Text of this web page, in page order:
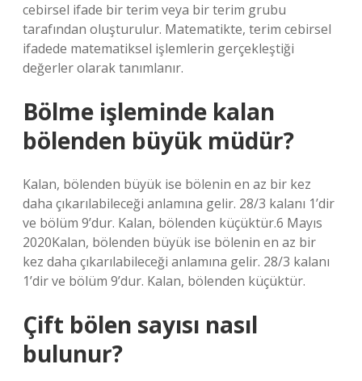
cebirsel ifade bir terim veya bir terim grubu
tarafından oluşturulur. Matematikte, terim cebirsel
ifadede matematiksel işlemlerin gerçekleştiği
değerler olarak tanımlanır.
Bölme işleminde kalan
bölenden büyük müdür?
Kalan, bölenden büyük ise bölenin en az bir kez
daha çıkarılabileceği anlamına gelir. 28/3 kalanı 1’dir
ve bölüm 9’dur. Kalan, bölenden küçüktür.6 Mayıs
2020Kalan, bölenden büyük ise bölenin en az bir
kez daha çıkarılabileceği anlamına gelir. 28/3 kalanı
1’dir ve bölüm 9’dur. Kalan, bölenden küçüktür.
Çift bölen sayısı nasıl
bulunur?